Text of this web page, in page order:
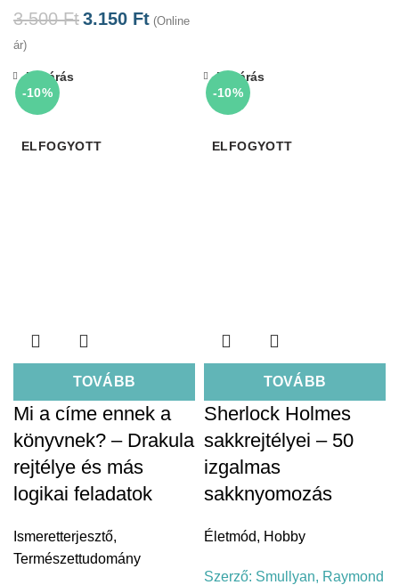
3.500Ft3.150 Ft (Online
ár)
-10%
ELFOGYOTT
TOVÁBB
Bezárás
Mi a címe ennek a
könyvnek? – Drakula
rejtélye és más
logikai feladatok
Ismeretterjesztő,
Természettudomány
-10%
ELFOGYOTT
TOVÁBB
Bezárás
Sherlock Holmes
sakkrejtélyei – 50
izgalmas
sakknyomozás
Életmód, Hobby
Szerző: Smullyan, Raymond